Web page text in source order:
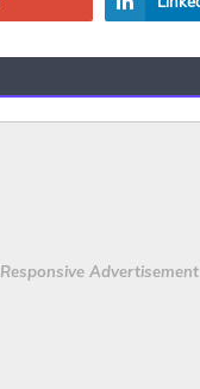
Responsive Advertisement